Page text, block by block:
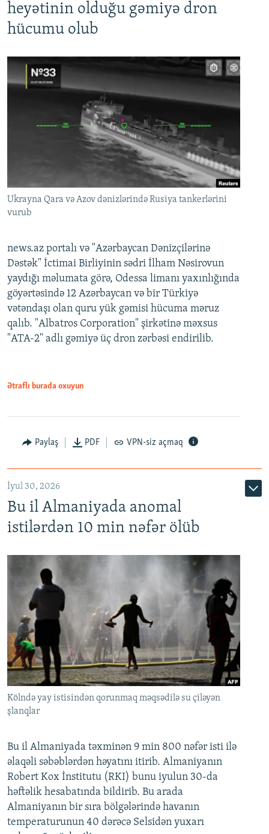
heyətinin olduğu gəmiyə dron
hücumu olub
Ukrayna Qara və Azov dənizlərində Rusiya tankerlərini
vurub
news.az portalı və "Azərbaycan Dənizçilərinə
Dəstək" İctimai Birliyinin sədri İlham Nəsirovun
yaydığı məlumata görə, Odessa limanı yaxınlığında
göyərtəsində 12 Azərbaycan və bir Türkiyə
vətəndaşı olan quru yük gəmisi hücuma məruz
qalıb. "Albatros Corporation" şirkətinə məxsus
"ATA-2" adlı gəmiyə üç dron zərbəsi endirilib.
Ətraflı burada oxuyun
Paylaş PDF VPN-siz açmaq
İyul 30, 2026
Bu il Almaniyada anomal
istilərdən 10 min nəfər ölüb
Kölndə yay istisindən qorunmaq məqsədilə su çiləyən
şlanqlar
Bu il Almaniyada təxminən 9 min 800 nəfər isti ilə
əlaqəli səbəblərdən həyatını itirib. Almaniyanın
Robert Kox İnstitutu (RKI) bunu iyulun 30-da
həftəlik hesabatında bildirib. Bu arada
Almaniyanın bir sıra bölgələrində havanın
temperaturunun 40 dərəcə Selsidən yuxarı